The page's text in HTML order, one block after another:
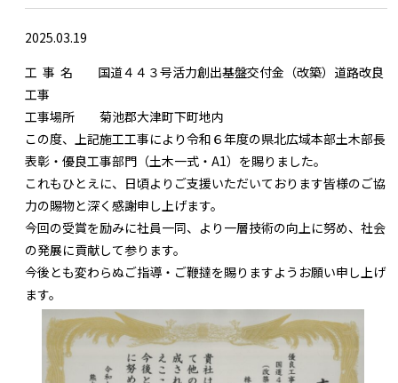
2025.03.19
工 事 名 国道４４３号活力創出基盤交付金（改築）道路改良
工事
工事場所 菊池郡大津町下町地内
この度、上記施工工事により令和６年度の県北広域本部土木部長
表彰・優良工事部門（土木一式・A1）を賜りました。
これもひとえに、日頃よりご支援いただいております皆様のご協
力の賜物と深く感謝申し上げます。
今回の受賞を励みに社員一同、より一層技術の向上に努め、社会
の発展に貢献して参ります。
今後とも変わらぬご指導・ご鞭撻を賜りますようお願い申し上げ
ます。